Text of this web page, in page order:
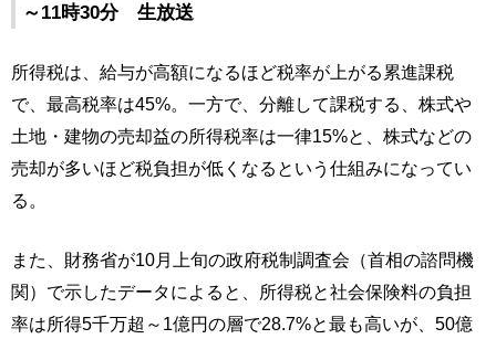
～11時30分 生放送
所得税は、給与が高額になるほど税率が上がる累進課税
で、最高税率は45%。一方で、分離して課税する、株式や
土地・建物の売却益の所得税率は一律15%と、株式などの
売却が多いほど税負担が低くなるという仕組みになってい
る。
また、財務省が10月上旬の政府税制調査会（首相の諮問機
関）で示したデータによると、所得税と社会保険料の負担
率は所得5千万超～1億円の層で28.7%と最も高いが、50億